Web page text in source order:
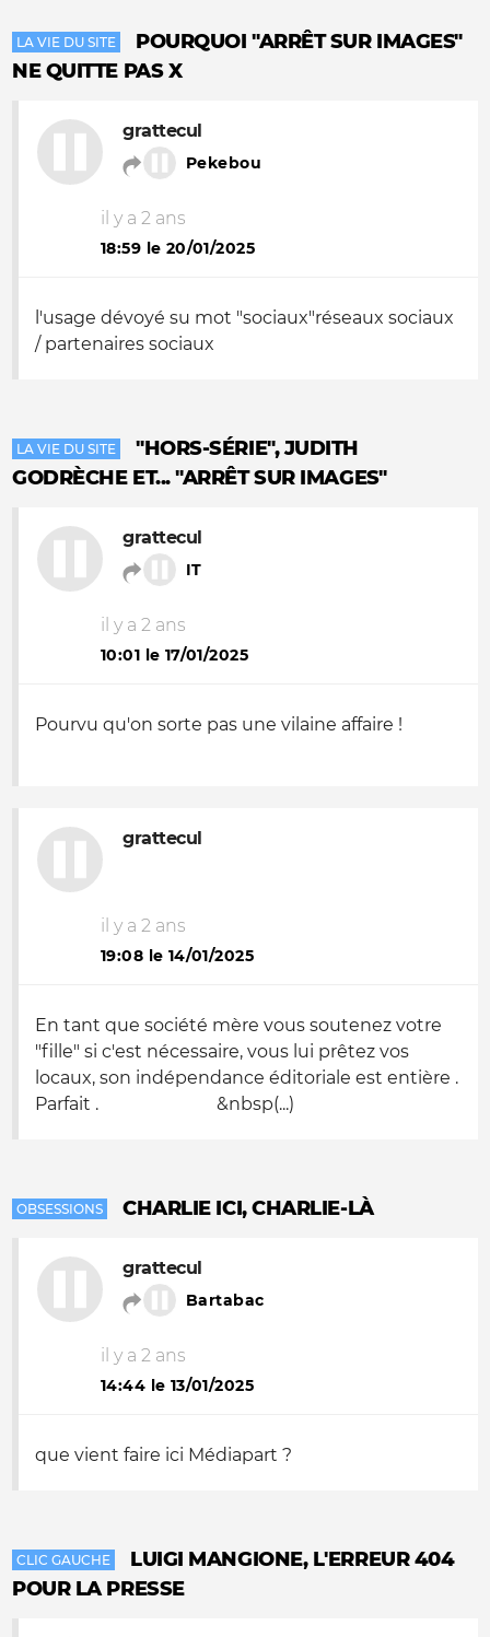
LA VIE DU SITE
POURQUOI "ARRÊT SUR IMAGES"
NE QUITTE PAS X
grattecul
Pekebou
il y a 2 ans
18:59 le 20/01/2025
l'usage dévoyé su mot "sociaux"réseaux sociaux
/ partenaires sociaux
LA VIE DU SITE
"HORS-SÉRIE", JUDITH
GODRÈCHE ET... "ARRÊT SUR IMAGES"
grattecul
IT
il y a 2 ans
10:01 le 17/01/2025
Pourvu qu'on sorte pas une vilaine affaire !
grattecul
il y a 2 ans
19:08 le 14/01/2025
En tant que société mère vous soutenez votre
"fille" si c'est nécessaire, vous lui prêtez vos
locaux, son indépendance éditoriale est entière .
Parfait . &nbsp(...)
OBSESSIONS CHARLIE ICI, CHARLIE-LÀ
grattecul
Bartabac
il y a 2 ans
14:44 le 13/01/2025
que vient faire ici Médiapart ?
CLIC GAUCHE
LUIGI MANGIONE, L'ERREUR 404
POUR LA PRESSE